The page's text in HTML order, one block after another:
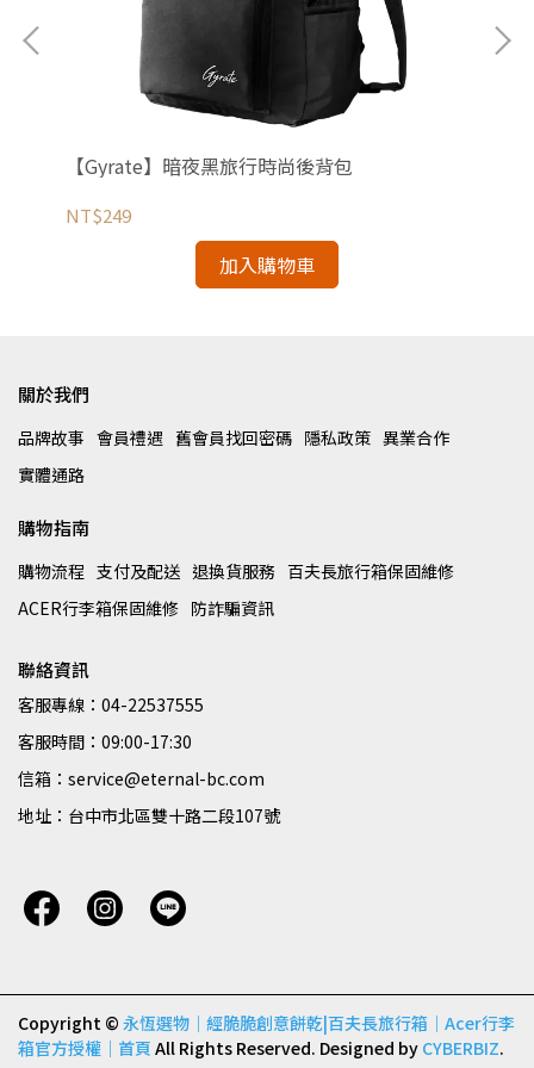
【Gyrate】暗夜黑旅行時尚後背包
NT$249
加入購物車
關於我們
品牌故事 會員禮遇 舊會員找回密碼 隱私政策 異業合作
實體通路
購物指南
購物流程 支付及配送 退換貨服務 百夫長旅行箱保固維修
ACER行李箱保固維修 防詐騙資訊
聯絡資訊
客服專線：04-22537555
客服時間：09:00-17:30
信箱：service@eternal-bc.com
地址：台中市北區雙十路二段107號
Copyright © 永恆選物｜經脆脆創意餅乾|百夫長旅行箱｜Acer行李
箱官方授權｜首頁 All Rights Reserved. Designed by CYBERBIZ.